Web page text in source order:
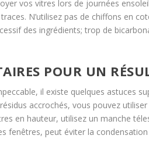
vos vitres lors de journées
N’utilisez pas de chiffons en
des ingrédients; trop de
POUR UN
il existe quelques astuces
accrochés, vous pouvez
en hauteur, utilisez un manche
fenêtres, peut éviter la